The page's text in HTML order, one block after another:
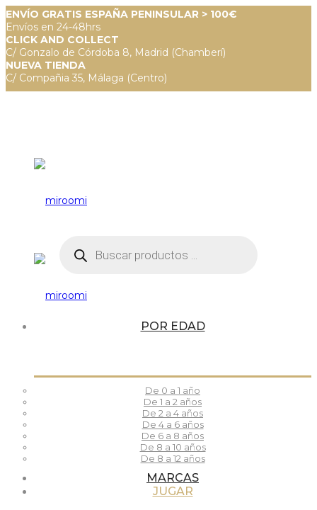
ENVÍO GRATIS ESPAÑA PENINSULAR > 100€
Envíos en 24-48hrs
CLICK AND COLLECT
C/ Gonzalo de Córdoba 8, Madrid (Chamberí)
NUEVA TIENDA
C/ Compañia 35, Málaga (Centro)
productos
POR EDAD
De 0 a 1 año
De 1 a 2 años
De 2 a 4 años
De 4 a 6 años
De 6 a 8 años
De 8 a 10 años
De 8 a 12 años
MARCAS
JUGAR